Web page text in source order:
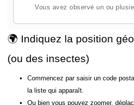
Vous avez observé un ou
🌍 Indiquez la position
(ou des insectes)
Commencez par saisir un code
la liste qui apparaît.
Ou bien vous pouvez zoomer,